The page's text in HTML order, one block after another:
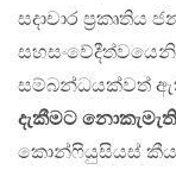
සදාචාර ප‍්‍රකෘතිය
සම්බන්ධයක්වත්
දැකීමට
කොන්ෆියුසියස් කීය.